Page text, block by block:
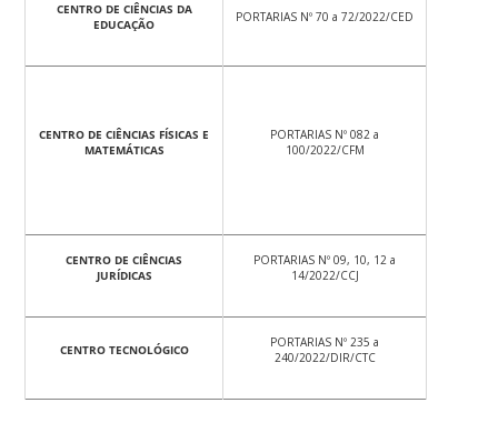
CENTRO DE CIÊNCIAS DA
EDUCAÇÃO
PORTARIAS Nº 70 a 72/2022/CED
CENTRO DE CIÊNCIAS FÍSICAS E
MATEMÁTICAS
PORTARIAS Nº 082 a
100/2022/CFM
CENTRO DE CIÊNCIAS
JURÍDICAS
PORTARIAS Nº 09, 10, 12 a
14/2022/CCJ
CENTRO TECNOLÓGICO
PORTARIAS Nº 235 a
240/2022/DIR/CTC